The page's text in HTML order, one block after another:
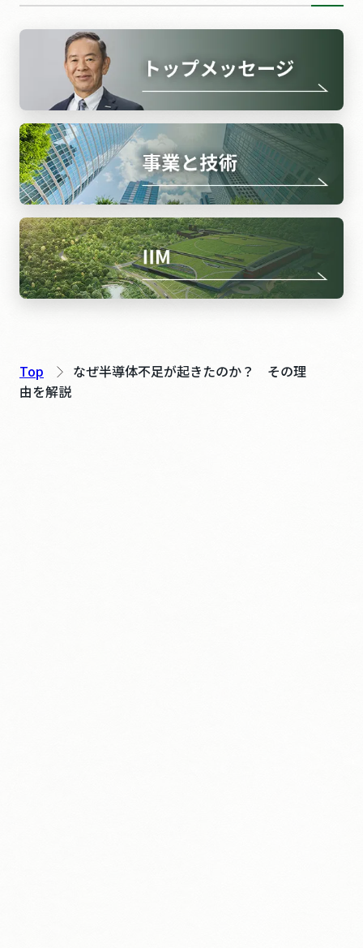
Top
なぜ半導体不足が起きたのか？ その理
由を解説